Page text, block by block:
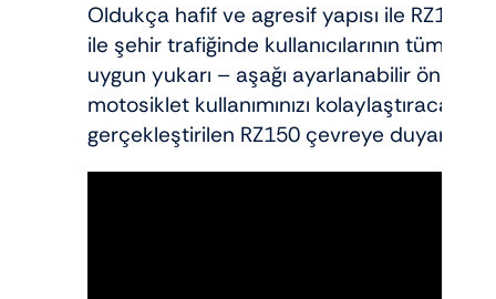
Oldukça hafif ve agresif yapısı ile
ile şehir trafiğinde kullanıcılarının tüm
uygun yukarı – aşağı ayarlanabilir ön ve
motosiklet kullanımınızı
gerçekleştirilen RZ150 çevreye duyarlı bir